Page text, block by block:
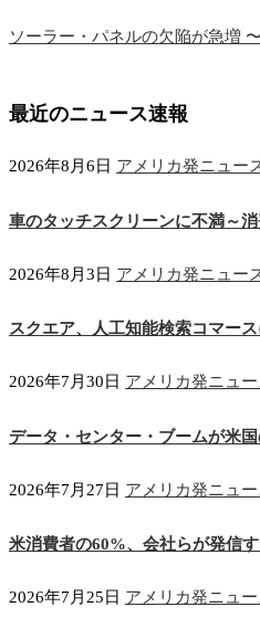
ソーラー・パネルの欠陥が急増
最近のニュース速報
2026年8月6日 アメリカ発ニュー
車のタッチスクリーンに不満～
2026年8月3日 アメリカ発ニュー
スクエア、人工知能検索コマー
2026年7月30日 アメリカ発ニュー
データ・センター・ブームが米
2026年7月27日 アメリカ発ニュー
米消費者の60%、会社らが発信
2026年7月25日 アメリカ発ニュー